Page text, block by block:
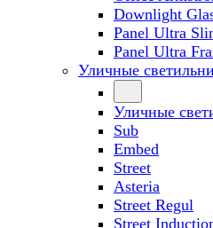
Downlight
Panel Ultra
Panel Ultra
Уличные
Уличные
Sub
Embed
Street
Asteria
Street Regul
Street